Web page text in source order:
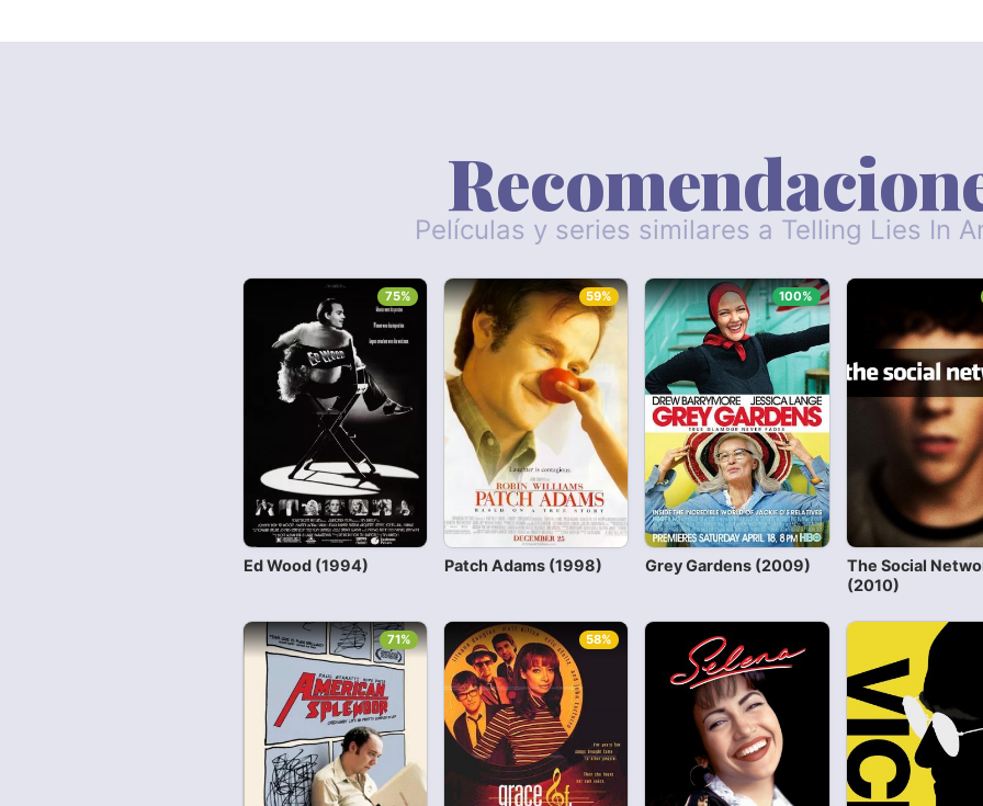
Películas y series similares a Telling Lies In
Ed Wood (1994)
75%
Patch Adams (1998)
59%
Grey Gardens (2009)
100%
The Social
(2010)
71% 58%